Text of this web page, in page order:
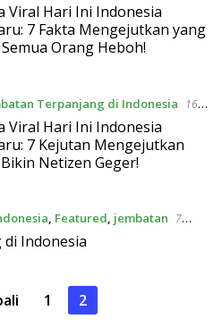
Viral Hari Ini Indonesia
7 Fakta Mengejutkan yang
Orang Heboh!
Terpanjang di Indonesia
16
Viral Hari Ini Indonesia
7 Kejutan Mengejutkan
Netizen Geger!
, Featured, jembatan 7
di Indonesia
1 2